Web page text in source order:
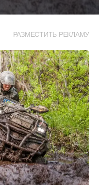
РАЗМЕСТИТЬ РЕКЛАМУ